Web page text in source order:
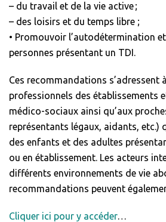
– du travail et de la vie active ;
– des loisirs et du temps libre ;
• Promouvoir l’autodétermination
personnes présentant un TDI.
Ces recommandations s’adressent
professionnels des établissements
médico-sociaux ainsi qu’aux
représentants légaux, aidants, etc.)
des enfants et des adultes
ou en établissement. Les acteurs
différents environnements de vie
recommandations peuvent
Cliquer ici pour y accéder…